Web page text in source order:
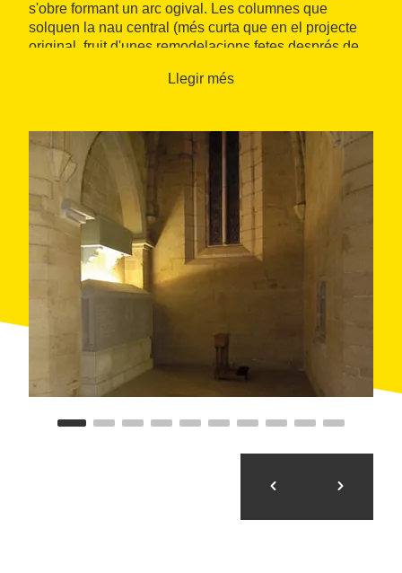
s'obre formant un arc ogival. Les columnes que
solquen la nau central (més curta que en el projecte
original, fruit d'unes remodelacions fetes després de
estilitzades i presenten capitells força treballats.
de turisme natural dels paratges adjacents, que hi
porta molts visitants que volen completar el seu
itinerari contemplant el monestir, com de l'
oferta
d'hostalatge
que s'ha condicionat a les
dependències del monestir, i que inclou serveis
d'allotjament i d'hostaleria, a més de sales polivalents
per celebrar-hi convencions.
Llegir més